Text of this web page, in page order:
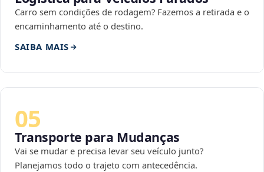
Carro sem condições de rodagem? Fazemos a retirada e o
encaminhamento até o destino.
SAIBA MAIS
05
Transporte para Mudanças
Vai se mudar e precisa levar seu veículo junto?
Planejamos todo o trajeto com antecedência.